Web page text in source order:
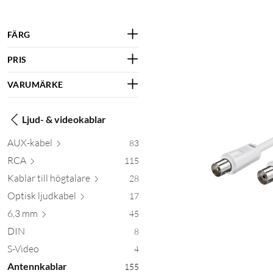
FÄRG
PRIS
VARUMÄRKE
Ljud- & videokablar
AUX-kabel 83
RCA 115
Kablar till högtalare 28
Optisk ljudkabel 17
6,3 mm 45
DIN 8
S-Video 4
Antennkablar 155